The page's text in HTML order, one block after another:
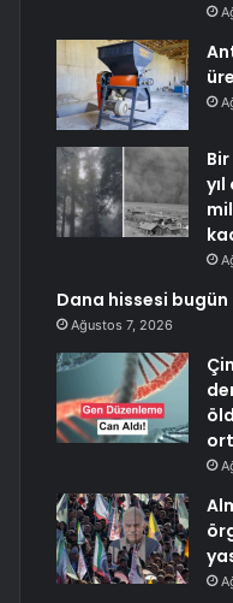
Dana hissesi
Ağustos 7, 2026